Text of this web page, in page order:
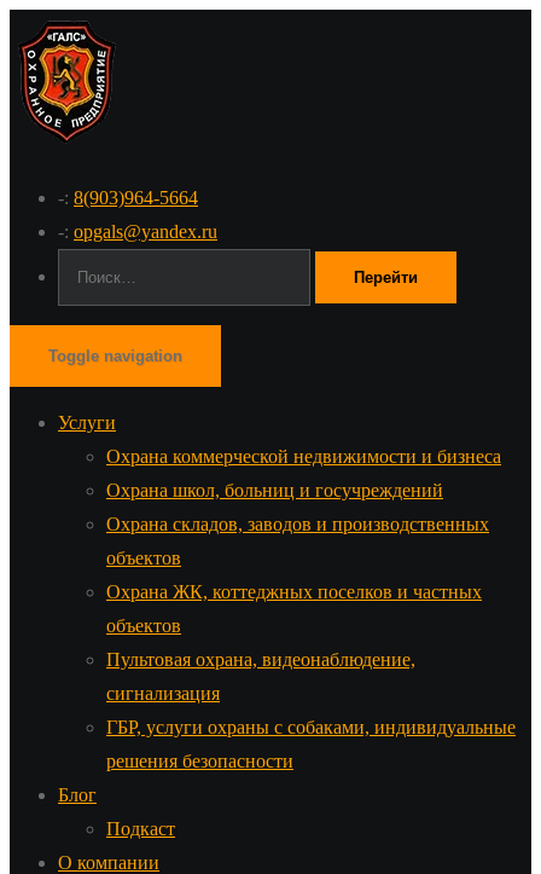
-: 8(903)964-5664
-: opgals@yandex.ru
Toggle navigation
Услуги
Охрана коммерческой недвижимости и бизнеса
Охрана школ, больниц и госучреждений
Охрана складов, заводов и производственных
объектов
Охрана ЖК, коттеджных поселков и частных
объектов
Пультовая охрана, видеонаблюдение,
сигнализация
ГБР, услуги охраны с собаками, индивидуальные
решения безопасности
Блог
Подкаст
О компании